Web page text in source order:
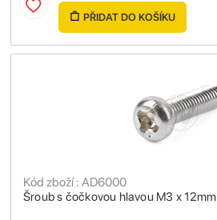
PŘIDAT DO KOŠÍKU
Šroub s čočkovou hlavou M3 x 12mm
Kód zboží : AD6000